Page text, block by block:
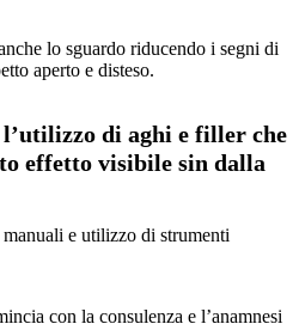
lo sguardo riducendo i segni di
aperto e disteso.
di aghi e filler che
effetto visibile sin dalla
e utilizzo di strumenti
con la consulenza e l’anamnesi